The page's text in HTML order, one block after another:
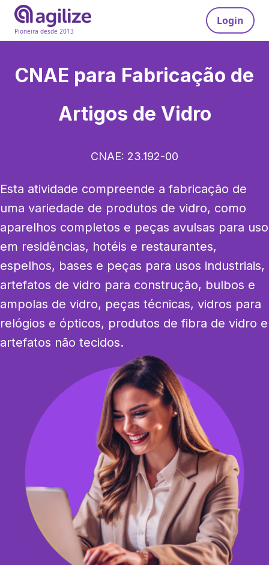
Pioneira desde 2013
Login
CNAE para Fabricação de
Artigos de Vidro
CNAE: 23.192-00
Esta atividade compreende a fabricação de
uma variedade de produtos de vidro, como
aparelhos completos e peças avulsas para uso
em residências, hotéis e restaurantes,
espelhos, bases e peças para usos industriais,
artefatos de vidro para construção, bulbos e
ampolas de vidro, peças técnicas, vidros para
relógios e ópticos, produtos de fibra de vidro e
artefatos não tecidos.